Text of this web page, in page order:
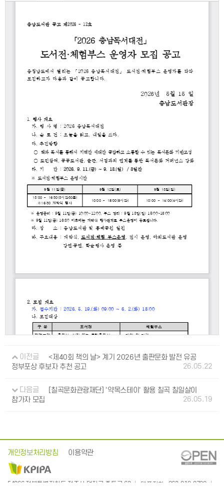
이전글
<제40회 책의 날> 계기 2026년 출판문화 발전 유공
정부포상 후보자 추천 공고
26.05.22
다음글
[칠곡문화관광재단] '약목스테이' 활용 칠곡 칠일살이
참가자 모집
26.05.19
개인정보처리방침 이용약관
54866 전북특별자치도 전주시 덕진구 중동로 63 대표전화
: 063-219-2700